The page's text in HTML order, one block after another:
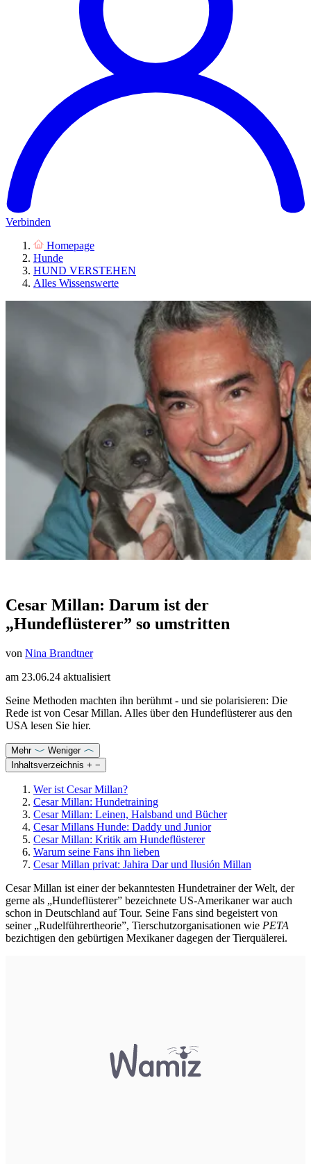
Verbinden
Homepage
Hunde
HUND VERSTEHEN
Alles Wissenswerte
Cesar Millan: Darum ist der
„Hundeflüsterer” so umstritten
von Nina Brandtner
am 23.06.24 aktualisiert
Seine Methoden machten ihn berühmt - und sie polarisieren: Die
Rede ist von Cesar Millan. Alles über den Hundeflüsterer aus den
USA lesen Sie hier.
Mehr
Weniger
Inhaltsverzeichnis + −
Wer ist Cesar Millan?
Cesar Millan: Hundetraining
Cesar Millan: Leinen, Halsband und Bücher
Cesar Millans Hunde: Daddy und Junior
Cesar Millan: Kritik am Hundeflüsterer
Warum seine Fans ihn lieben
Cesar Millan privat: Jahira Dar und Ilusión Millan
Cesar Millan ist einer der bekanntesten Hundetrainer der Welt, der
gerne als „Hundeflüsterer” bezeichnete US-Amerikaner war auch
schon in Deutschland auf Tour. Seine Fans sind begeistert von
seiner „Rudelführertheorie”, Tierschutzorganisationen wie PETA
bezichtigen den gebürtigen Mexikaner dagegen der Tierquälerei.